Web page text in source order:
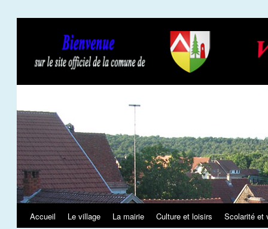
Aller
Accueil Le village La mairie Culture et loisirs Scolarité et